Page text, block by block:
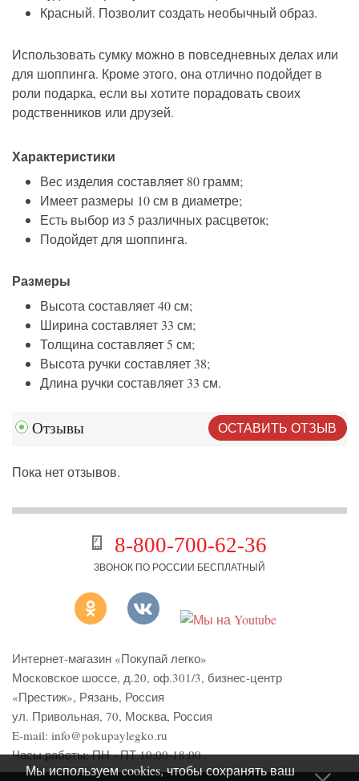
Красный. Позволит создать необычный образ.
Использовать сумку можно в повседневных делах или
для шоппинга. Кроме этого, она отлично подойдет в
роли подарка, если вы хотите порадовать своих
родственников или друзей.
Характеристики
Вес изделия составляет 80 грамм;
Имеет размеры 10 см в диаметре;
Есть выбор из 5 различных расцветок;
Подойдет для шоппинга.
Размеры
Высота составляет 40 см;
Ширина составляет 33 см;
Толщина составляет 5 см;
Высота ручки составляет 38;
Длина ручки составляет 33 см.
Отзывы ОСТАВИТЬ ОТЗЫВ
Пока нет отзывов.
8-800-700-62-36
ЗВОНОК ПО РОССИИ БЕСПЛАТНЫЙ
Интернет-магазин «Покупай легко»
Московское шоссе, д.20, оф.301/3, бизнес-центр
«Престиж», Рязань, Россия
ул. Привольная, 70, Москва, Россия
E-mail: info@pokupaylegko.ru
Часы работы:ПН - ПТ 10:00-18:00
Мы используем cookies, чтобы сохранять ваш